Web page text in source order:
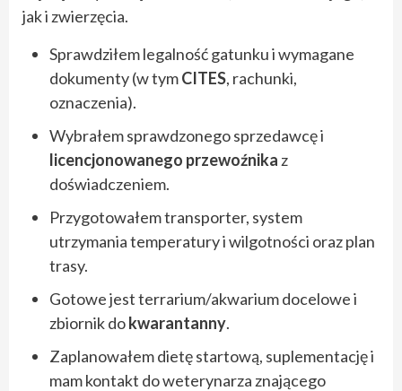
jak i zwierzęcia.
Sprawdziłem legalność gatunku i wymagane
dokumenty (w tymCITES, rachunki,
oznaczenia).
Wybrałem sprawdzonego sprzedawcę i
licencjonowanego przewoźnika z
doświadczeniem.
Przygotowałem transporter, system
utrzymania temperatury i wilgotności oraz plan
trasy.
Gotowe jest terrarium/akwarium docelowe i
zbiornik dokwarantanny.
Zaplanowałem dietę startową, suplementację i
mam kontakt do weterynarza znającego